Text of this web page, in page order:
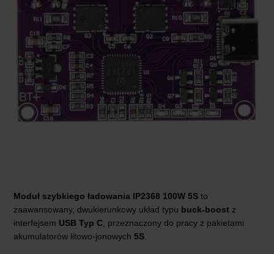
Moduł szybkiego ładowania IP2368 100W 5S to
zaawansowany, dwukierunkowy układ typu buck-boost z
interfejsem USB Typ C , przeznaczony do pracy z pakietami
akumulatorów litowo-jonowych 5S